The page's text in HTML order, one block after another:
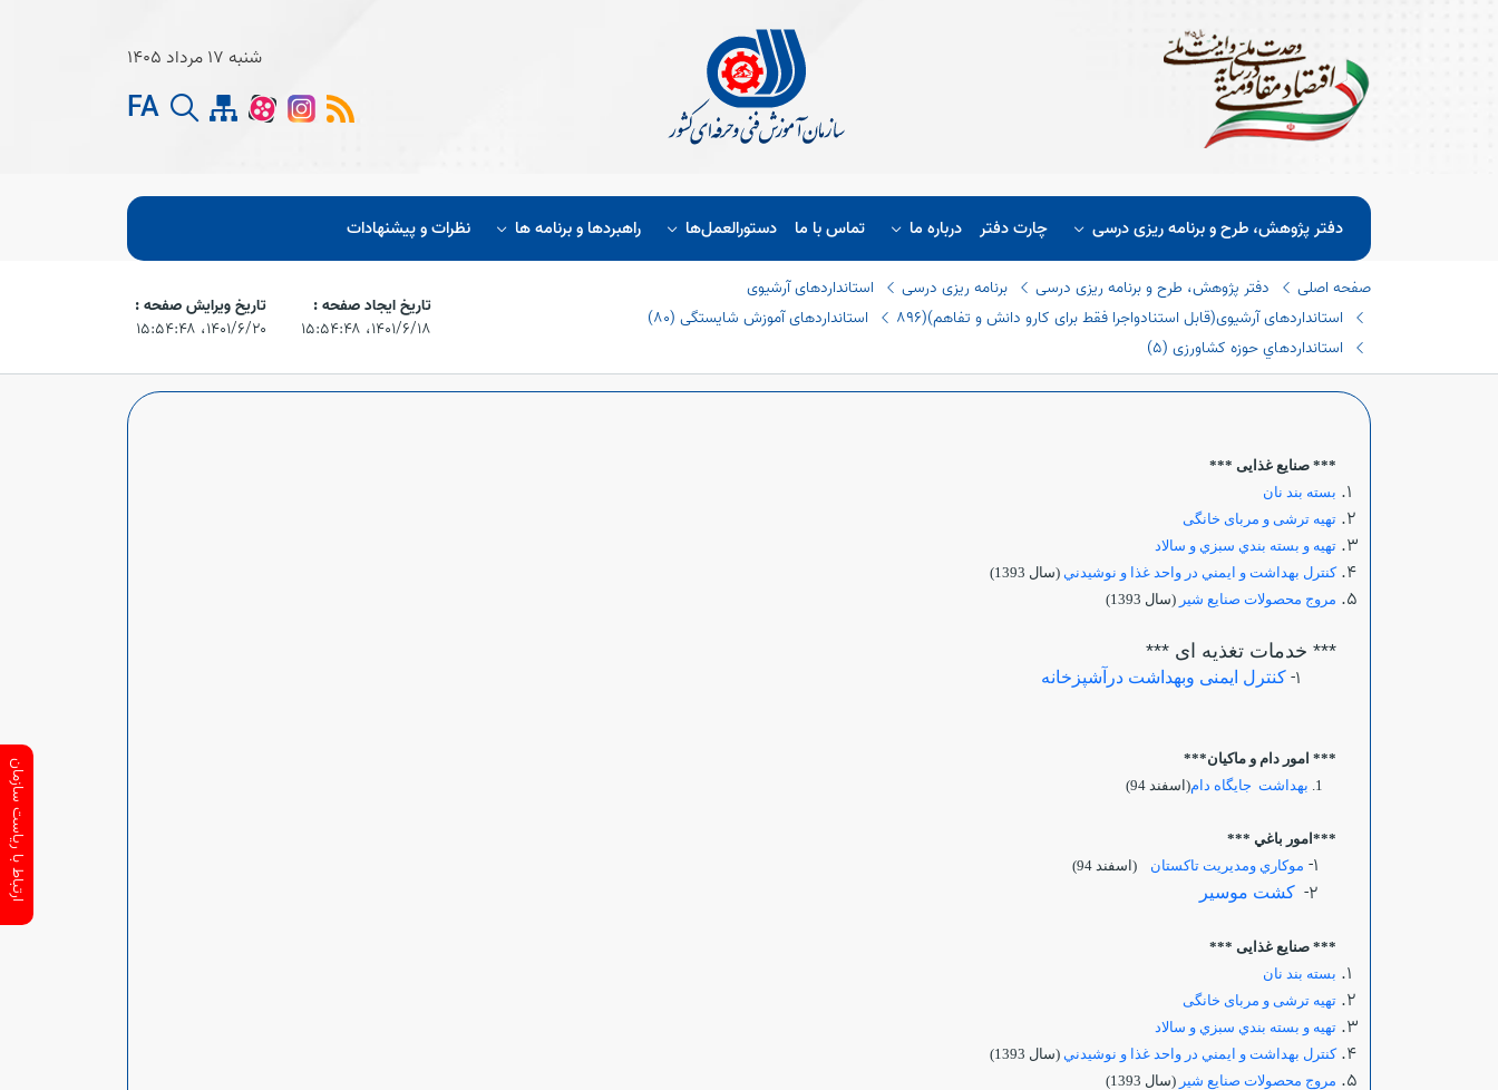
شنبه 17 مرداد 1405
FA
دفتر پژوهش، طرح و برنامه ریزی درسی چارت دفتر درباره ما تماس با ما دستورالعمل‌ها راهبردها و برنامه ها نظرات و پیشنهادات
صفحه اصلی دفتر پژوهش، طرح و برنامه ریزی درسی برنامه ریزی درسی
استانداردهای آرشیوی
استانداردهای آرشیوی(قابل استنادواجرا فقط برای کارو دانش و تفاهم)(٨٩٦
استانداردهای آموزش شایستگی (٨٠)
اﺳﺘﺎﻧﺪاردھﺎي ﺣﻮزه کشاورزی (٥)
تاریخ ایجاد صفحه :
۱۴۰۱/۶/۱۸،‏ ۱۵:۵۴:۴۸
تاریخ ویرایش صفحه :
۱۴۰۱/۶/۲۰،‏ ۱۵:۵۴:۴۸
*** صنایع غذایی ***
بسته بند نان
تهیه ترشی و مربای خانگی
تهيه و بسته بندي سبزي و سالاد
كنترل بهداشت و ايمني در واحد غذا و نوشيدني (سال 1393)
مروج محصولات صنايع شير (سال 1393)
*** خدمات تغذیه ای ***
کنترل ایمنی وبهداشت درآشپزخانه
*** امور دام و ماكيان***
بهداشت جايگاه دام(اسفند 94)
***امور باغي ***
موكاري ومديريت تاكستان (اسفند 94)
كشت موسير
*** صنایع غذایی ***
بسته بند نان
تهیه ترشی و مربای خانگی
تهيه و بسته بندي سبزي و سالاد
كنترل بهداشت و ايمني در واحد غذا و نوشيدني (سال 1393)
مروج محصولات صنايع شير (سال 1393)
ارتباط با ریاست سازمان